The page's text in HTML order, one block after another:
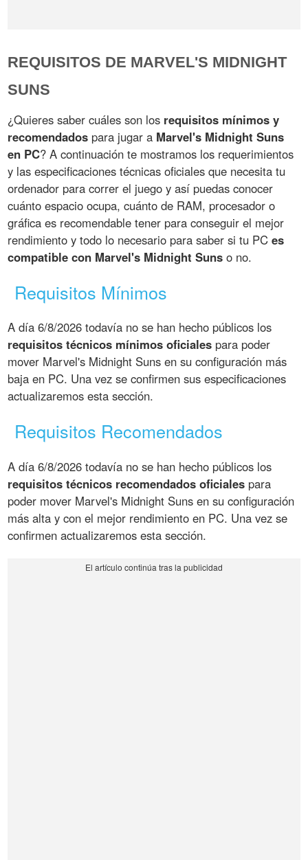
REQUISITOS DE MARVEL'S MIDNIGHT
SUNS
¿Quieres saber cuáles son los requisitos mínimos y
recomendados para jugar a Marvel's Midnight Suns
en PC? A continuación te mostramos los requerimientos
y las especificaciones técnicas oficiales que necesita tu
ordenador para correr el juego y así puedas conocer
cuánto espacio ocupa, cuánto de RAM, procesador o
gráfica es recomendable tener para conseguir el mejor
rendimiento y todo lo necesario para saber si tu PCes
compatible con Marvel's Midnight Suns o no.
Requisitos Mínimos
A día 6/8/2026 todavía no se han hecho públicos los
requisitos técnicos mínimos oficiales para poder
mover Marvel's Midnight Suns en su configuración más
baja en PC. Una vez se confirmen sus especificaciones
actualizaremos esta sección.
Requisitos Recomendados
A día 6/8/2026 todavía no se han hecho públicos los
requisitos técnicos recomendados oficiales para
poder mover Marvel's Midnight Suns en su configuración
más alta y con el mejor rendimiento en PC. Una vez se
confirmen actualizaremos esta sección.